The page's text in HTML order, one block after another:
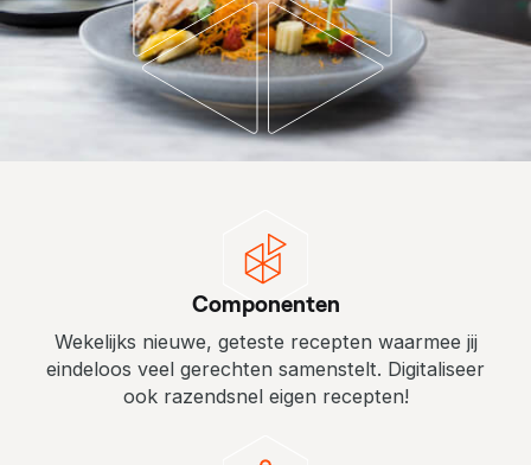
Componenten
Wekelijks nieuwe, geteste recepten waarmee jij
eindeloos veel gerechten samenstelt. Digitaliseer
ook razendsnel eigen recepten!